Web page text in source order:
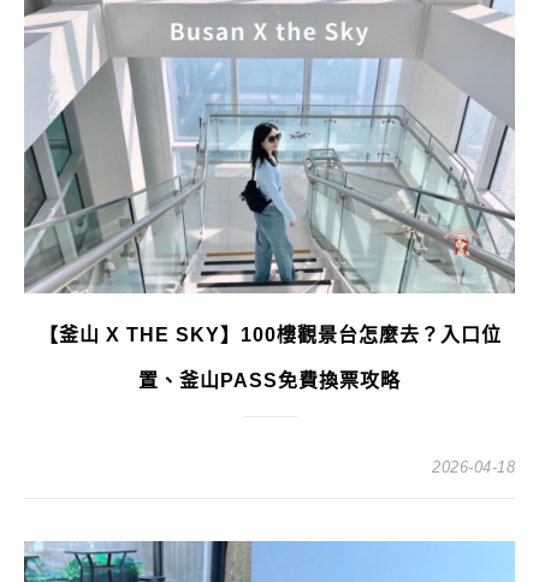
【釜山 X THE SKY】100樓觀景台怎麼去？入口位
置、釜山PASS免費換票攻略
2026-04-18